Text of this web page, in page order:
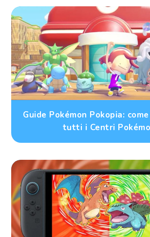
Guide Pokémon Pokopia:
tutti i Centri